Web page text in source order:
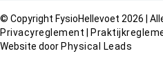
© Copyright FysioHellevoet 2026 |
Privacyreglement
Website door Physical Leads